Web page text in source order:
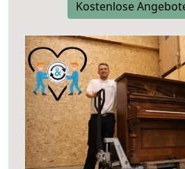
Kostenlose